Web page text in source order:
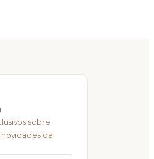
sobre
da